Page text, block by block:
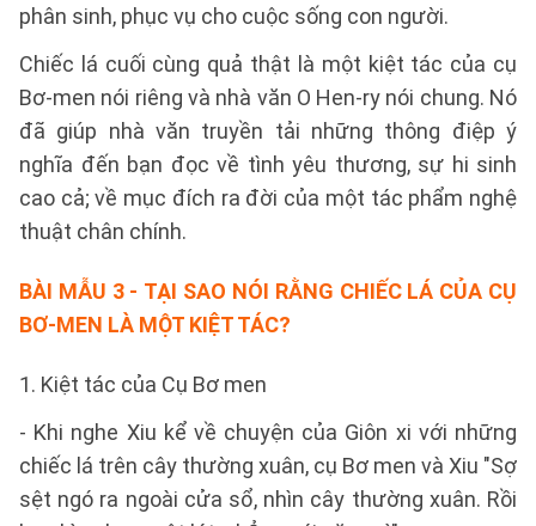
phân sinh, phục vụ cho cuộc sống con người.
Chiếc lá cuối cùng quả thật là một kiệt tác của cụ
Bơ-men nói riêng và nhà văn O Hen-ry nói chung. Nó
đã giúp nhà văn truyền tải những thông điệp ý
nghĩa đến bạn đọc về tình yêu thương, sự hi sinh
cao cả; về mục đích ra đời của một tác phẩm nghệ
thuật chân chính.
BÀI MẪU 3- TẠI SAO NÓI RẰNG CHIẾC LÁ CỦA CỤ
BƠ-MEN LÀ MỘT KIỆT TÁC?
1. Kiệt tác của Cụ Bơ men
- Khi nghe Xiu kể về chuyện của Giôn xi với những
chiếc lá trên cây thường xuân, cụ Bơ men và Xiu "Sợ
sệt ngó ra ngoài cửa sổ, nhìn cây thường xuân. Rồi